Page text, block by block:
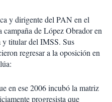
y dirigente del PAN en el
campaña de López Obrador en
y titular del IMSS. Sus
regresar a la oposición en
en ese 2006 incubó la matriz
progresista que